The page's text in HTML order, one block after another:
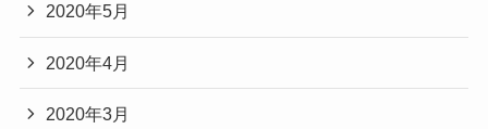
2020年5月
2020年4月
2020年3月